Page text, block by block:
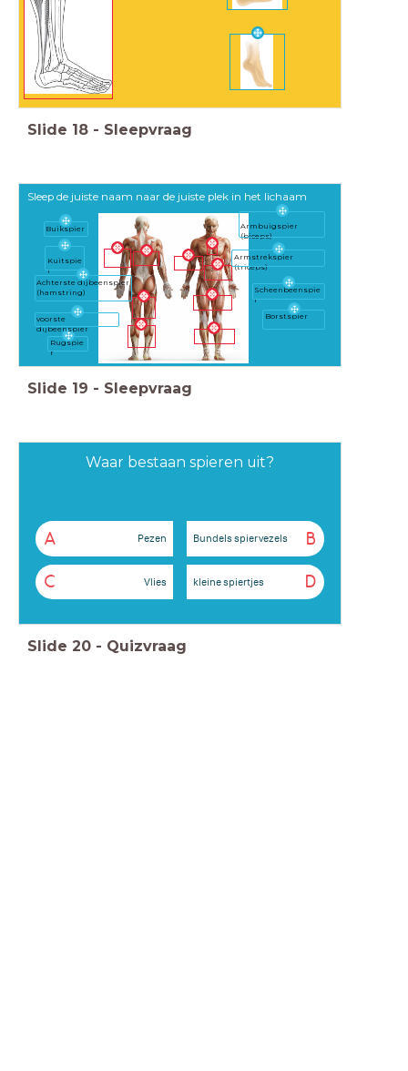
Slide 18 - Sleepvraag
Sleep de juiste naam naar de juiste plek in het lichaam
Borstspier
Armbuigspier
(biceps)
Rugspie
r
voorste
dijbeenspier
Armstrekspier
(triceps)
Kuitspie
r
Buikspier
Achterste dijbeenspier
(hamstring)
Scheenbeenspie
r
Slide 19 - Sleepvraag
Waar bestaan spieren uit?
A Pezen B
Bundels spiervezels
C Vlies D
kleine spiertjes
Slide 20 - Quizvraag